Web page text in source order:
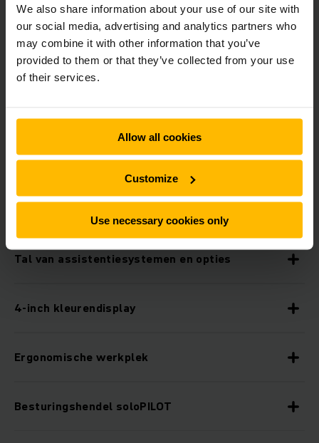
We also share information about your use of our site with
our social media, advertising and analytics partners who
may combine it with other information that you’ve
provided to them or that they’ve collected from your use
of their services.
Allow all cookies
Customize
Use necessary cookies only
Features
Geïntegreerde lithium-ion technologie
Optie loweringPRO
Verhoogde veiligheid
Tal van assistentiesystemen en opties
4-inch kleurendisplay
Ergonomische werkplek
Besturingshendel soloPILOT